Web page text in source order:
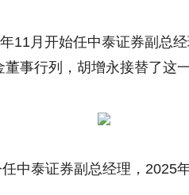
11月开始任中泰证券副总
事行列，胡增永接替了这一
中泰证券副总经理，2025